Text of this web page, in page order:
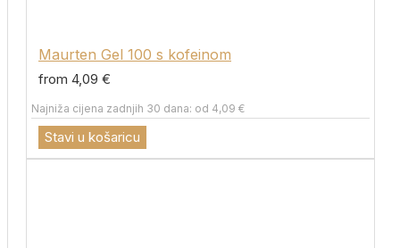
Maurten Gel 100 s kofeinom
from 4,09 €
Najniža cijena zadnjih 30 dana: od 4,09 €
Stavi u košaricu